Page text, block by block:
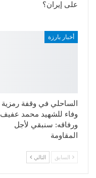
على إيران؟
أخبار بارزة
الساحلي في وقفة رمزية
وفاء للشهيد محمد عفيف
ورفاقه: سنبقي لأجل
المقاومة
السابق التالي